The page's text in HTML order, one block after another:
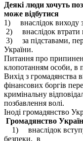
Деякі люди хочуть
може відбутися
1) внаслідок виходу
2) внаслідок втрати
3) за підставами,
України.
Питання про
клопотанням особи, в
Вихід з громадянства
фінансових боргів
кримінальну
позбавлення волі.
Іноді громадянство
Громадянство
1) внаслідок
безпеки, в